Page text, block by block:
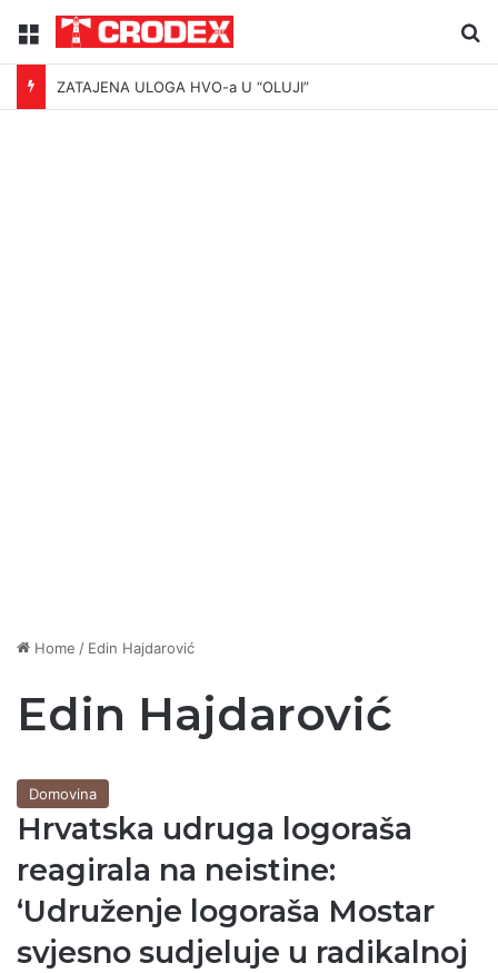
Menu
ZATAJENA ULOGA HVO-a U “OLUJI”
Home / Edin Hajdarović
Edin Hajdarović
Domovina
Hrvatska udruga logoraša
reagirala na neistine:
‘Udruženje logoraša Mostar
svjesno sudjeluje u radikalnoj